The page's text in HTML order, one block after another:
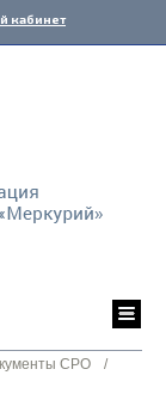
кабинет
СРО
/